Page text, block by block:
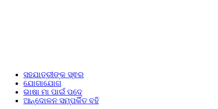
ସହଯାତ୍ରୀଙ୍କ ସ୍ଵର
ଯୋଗାଯୋଗ
ଭାଷା ମା ପାଇଁ ପଦେ
ଆନ୍ଦୋଳନ ସମ୍ପର୍କିତ ବହି